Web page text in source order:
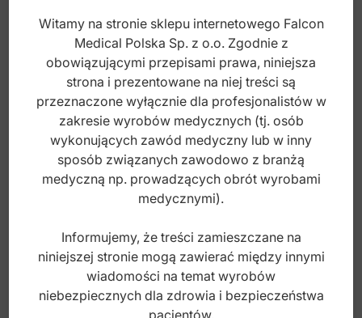
Index: ST-S093
2,70zł
Witamy na stronie sklepu internetowego Falcon
Medical Polska Sp. z o.o. Zgodnie z
obowiązującymi przepisami prawa, niniejsza
strona i prezentowane na niej treści są
przeznaczone wyłącznie dla profesjonalistów w
zakresie wyrobów medycznych (tj. osób
wykonujących zawód medyczny lub w inny
sposób związanych zawodowo z branżą
medyczną np. prowadzących obrót wyrobami
medycznymi).
Informujemy, że treści zamieszczane na
niniejszej stronie mogą zawierać między innymi
wiadomości na temat wyrobów
niebezpiecznych dla zdrowia i bezpieczeństwa
pacjentów.